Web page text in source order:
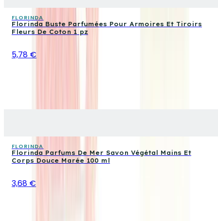
FLORINDA
Florinda Buste Parfumées Pour Armoires Et Tiroirs
Fleurs De Coton 1 pz
5,78 €
FLORINDA
Florinda Parfums De Mer Savon Végétal Mains Et
Corps Douce Marée 100 ml
3,68 €